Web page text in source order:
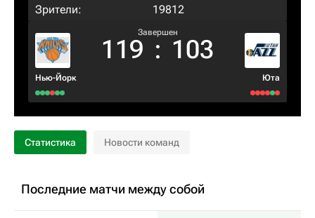
Зрители:
19812
Нью-Йорк
Завершен
119 : 103
Юта
Статистика Новости команд
Последние матчи между собой